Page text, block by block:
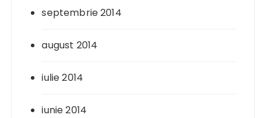
septembrie 2014
august 2014
iulie 2014
iunie 2014